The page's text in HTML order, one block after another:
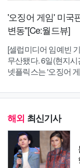
'오징어 게임' 미국
변동"[Ce:월드뷰]
[셀럽미디어 임예빈
무산됐다. 6일(현지시간) 미국 매체 더 플레이리스트에 따르면
넷플릭스는 '오징어
해외 최신기사